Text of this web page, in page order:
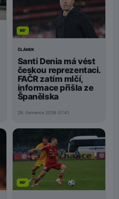
90'
ČLÁNEK
Santi Denia má vést
českou reprezentaci.
FAČR zatím mlčí,
informace přišla ze
Španělska
29. července 2026 07:41
90'